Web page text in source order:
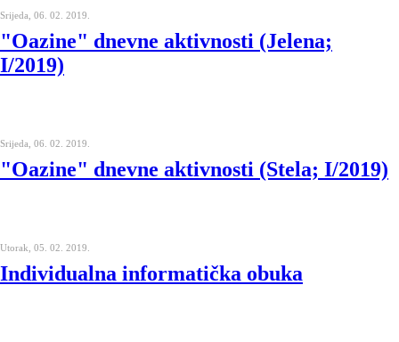
Srijeda, 06. 02. 2019.
"Oazine" dnevne aktivnosti (Jelena;
I/2019)
Srijeda, 06. 02. 2019.
"Oazine" dnevne aktivnosti (Stela; I/2019)
Utorak, 05. 02. 2019.
Individualna informatička obuka